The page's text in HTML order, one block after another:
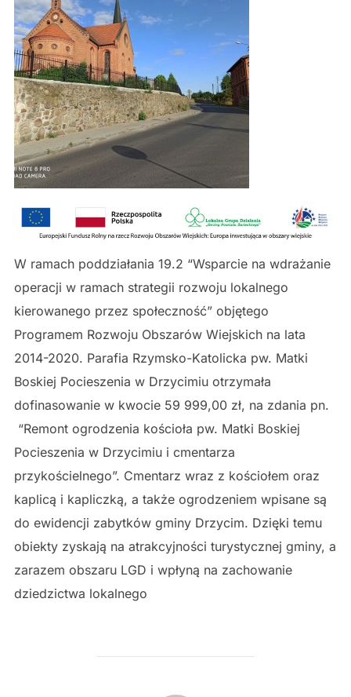
W ramach poddziałania 19.2 “Wsparcie na wdrażanie
operacji w ramach strategii rozwoju lokalnego
kierowanego przez społeczność” objętego
Programem Rozwoju Obszarów Wiejskich na lata
2014-2020. Parafia Rzymsko-Katolicka pw. Matki
Boskiej Pocieszenia w Drzycimiu otrzymała
dofinasowanie w kwocie 59 999,00 zł, na zdania pn.
“Remont ogrodzenia kościoła pw. Matki Boskiej
Pocieszenia w Drzycimiu i cmentarza
przykościelnego”. Cmentarz wraz z kościołem oraz
kaplicą i kapliczką, a także ogrodzeniem wpisane są
do ewidencji zabytków gminy Drzycim. Dzięki temu
obiekty zyskają na atrakcyjności turystycznej gminy, a
zarazem obszaru LGD i wpłyną na zachowanie
dziedzictwa lokalnego